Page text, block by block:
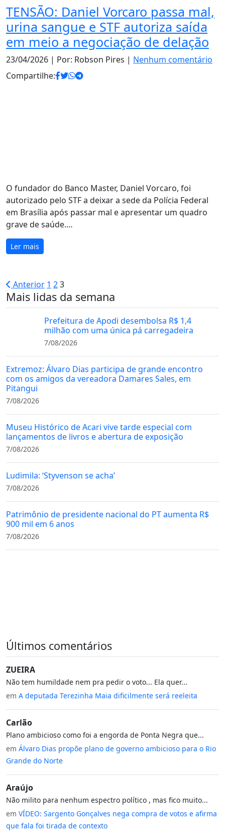
TENSÃO: Daniel Vorcaro passa mal,
urina sangue e STF autoriza saída
em meio a negociação de delação
23/04/2026 | Por: Robson Pires | Nenhum comentário
Compartilhe:
O fundador do Banco Master, Daniel Vorcaro, foi
autorizado pelo STF a deixar a sede da Polícia Federal
em Brasília após passar mal e apresentar um quadro
grave de saúde.…
Ler mais
Paginação
de
Anterior 1 23
Mais lidas da semana
Prefeitura de Apodi desembolsa R$ 1,4
milhão com uma única pá carregadeira
7/08/2026
Extremoz: Álvaro Dias participa de grande encontro
com os amigos da vereadora Damares Sales, em
Pitangui
7/08/2026
Museu Histórico de Acari vive tarde especial com
lançamentos de livros e abertura de exposição
7/08/2026
Ludimila: ‘Styvenson se acha’
7/08/2026
Patrimônio de presidente nacional do PT aumenta R$
900 mil em 6 anos
7/08/2026
Últimos comentários
ZUEIRA
Não tem humildade nem pra pedir o voto... Ela quer...
em A deputada Terezinha Maia dificilmente será reeleita
Carlão
Plano ambicioso como foi a engorda de Ponta Negra que...
em Álvaro Dias propõe plano de governo ambicioso para o Rio
Grande do Norte
Araújo
Não milito para nenhum espectro político , mas fico muito...
em VÍDEO: Sargento Gonçalves nega compra de votos e afirma
que fala foi tirada de contexto